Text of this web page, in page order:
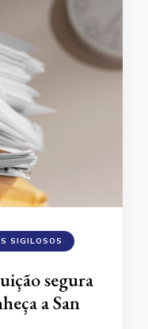
SIGILOSOS
segura
a San